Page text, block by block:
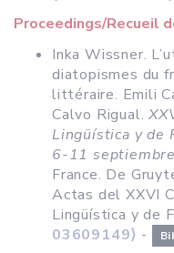
Proceedings/Recueil
Inka Wissner.
diatopismes du
littéraire. Emili
Calvo Rigual.
Lingüística y de
6-11
France. De
Actas del XXVI
Lingüística y de
03609149⟩ -